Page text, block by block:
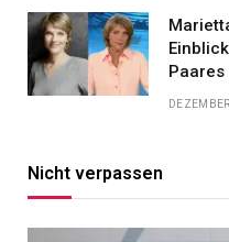
Paares
Nicht verpassen